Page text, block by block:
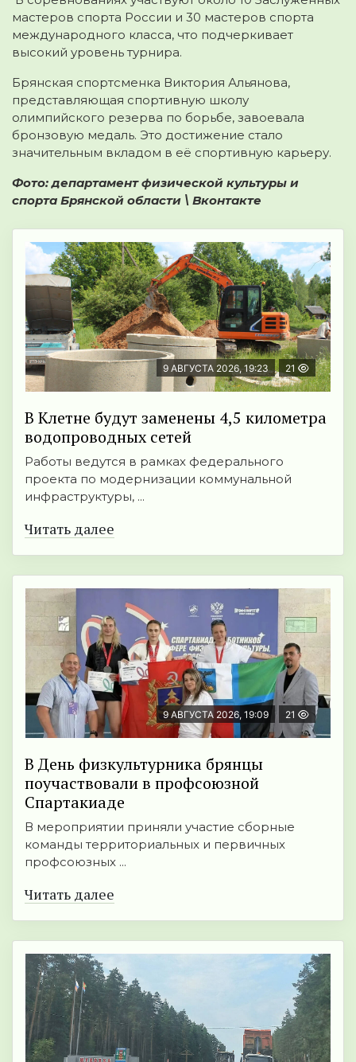
мастеров спорта России и 30 мастеров спорта
международного класса, что подчеркивает
высокий уровень турнира.
Брянская спортсменка Виктория Альянова,
представляющая спортивную школу
олимпийского резерва по борьбе, завоевала
бронзовую медаль. Это достижение стало
значительным вкладом в её спортивную карьеру.
Фото: департамент физической культуры и
спорта Брянской области \ Вконтакте
9 АВГУСТА 2026, 19:23 21
В Клетне будут заменены 4,5 километра
водопроводных сетей
Работы ведутся в рамках федерального
проекта по модернизации коммунальной
инфраструктуры, ...
Читать далее
9 АВГУСТА 2026, 19:09 21
В День физкультурника брянцы
поучаствовали в профсоюзной
Спартакиаде
В мероприятии приняли участие сборные
команды территориальных и первичных
профсоюзных ...
Читать далее